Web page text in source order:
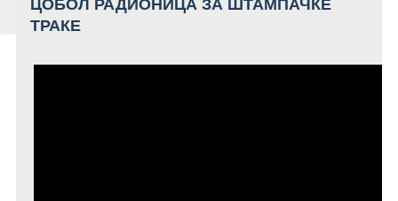
ЦОБОЛ РАДИОНИЦА ЗА ШТАМПАЧКЕ
ТРАКЕ
ПРОИЗВОДА